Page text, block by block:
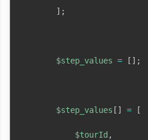
] ;
$step_values = [ ] ;
$step_values [ ] = [
$tourId ,